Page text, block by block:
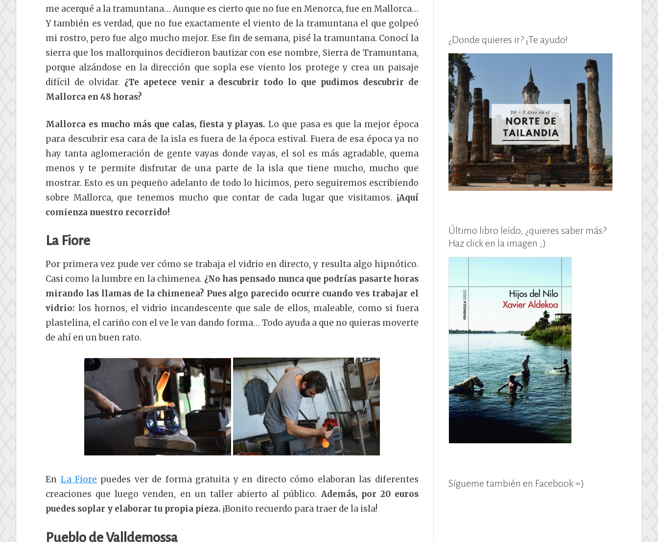
me acerqué a la tramuntana… Aunque es cierto que no fue en Menorca, fue en Mallorca…
Y también es verdad, que no fue exactamente el viento de la tramuntana el que golpeó
mi rostro, pero fue algo mucho mejor. Ese fin de semana, pisé la tramuntana. Conocí la
sierra que los mallorquinos decidieron bautizar con ese nombre, Sierra de Tramuntana,
porque alzándose en la dirección que sopla ese viento los protege y crea un paisaje
difícil de olvidar. ¿Te apetece venir a descubrir todo lo que pudimos descubrir de
Mallorca en 48 horas?
Mallorca es mucho más que calas, fiesta y playas. Lo que pasa es que la mejor época
para descubrir esa cara de la isla es fuera de la época estival. Fuera de esa época ya no
hay tanta aglomeración de gente vayas donde vayas, el sol es más agradable, quema
menos y te permite disfrutar de una parte de la isla que tiene mucho, mucho que
mostrar. Esto es un pequeño adelanto de todo lo hicimos, pero seguiremos escribiendo
sobre Mallorca, que tenemos mucho que contar de cada lugar que visitamos. ¡Aquí
comienza nuestro recorrido!
La Fiore
Por primera vez pude ver cómo se trabaja el vidrio en directo, y resulta algo hipnótico.
Casi como la lumbre en la chimenea. ¿No has pensado nunca que podrías pasarte horas
mirando las llamas de la chimenea? Pues algo parecido ocurre cuando ves trabajar el
vidrio: los hornos, el vidrio incandescente que sale de ellos, maleable, como si fuera
plastelina, el cariño con el ve le van dando forma… Todo ayuda a que no quieras moverte
de ahí en un buen rato.
En La Fiore puedes ver de forma gratuita y en directo cómo elaboran las diferentes
creaciones que luego venden, en un taller abierto al público. Además, por 20 euros
puedes soplar y elaborar tu propia pieza. ¡Bonito recuerdo para traer de la isla!
Pueblo de Valldemossa
¿Donde quieres ir? ¡Te ayudo!
Último libro leído, ¿quieres saber más?
Haz click en la imagen ;)
Sígueme también en Facebook =)